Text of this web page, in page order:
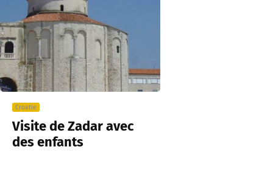
Croatie
Visite de Zadar avec
des enfants